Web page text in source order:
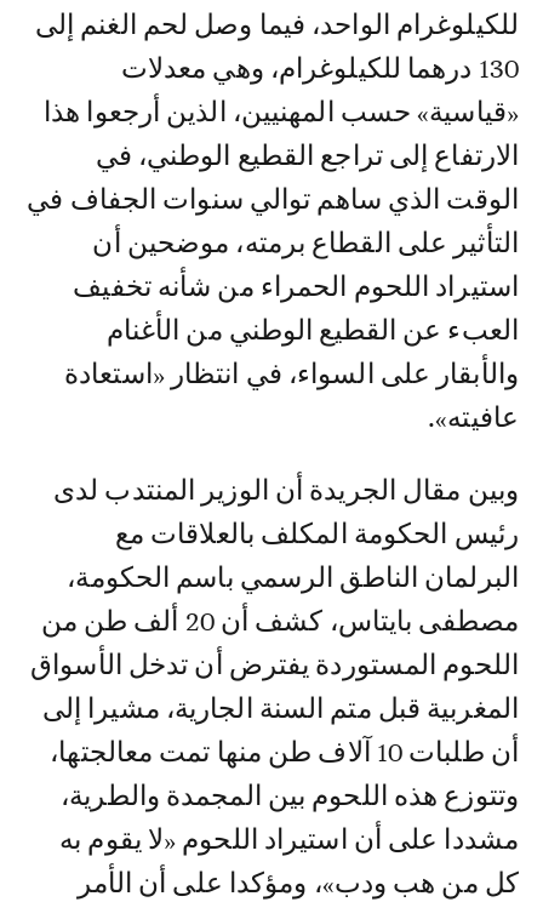
للكيلوغرام الواحد، فيما وصل لحم الغنم إلى
130 درهما للكيلوغرام، وهي معدلات
«قياسية» حسب المهنيين، الذين أرجعوا هذا
الارتفاع إلى تراجع القطيع الوطني، في
الوقت الذي ساهم توالي سنوات الجفاف في
التأثير على القطاع برمته، موضحين أن
استيراد اللحوم الحمراء من شأنه تخفيف
العبء عن القطيع الوطني من الأغنام
والأبقار على السواء، في انتظار «استعادة
عافيته».
وبين مقال الجريدة أن الوزير المنتدب لدى
رئيس الحكومة المكلف بالعلاقات مع
البرلمان الناطق الرسمي باسم الحكومة،
مصطفى بايتاس، كشف أن 20 ألف طن من
اللحوم المستوردة يفترض أن تدخل الأسواق
المغربية قبل متم السنة الجارية، مشيرا إلى
أن طلبات 10 آلاف طن منها تمت معالجتها،
وتتوزع هذه اللحوم بين المجمدة والطرية،
مشددا على أن استيراد اللحوم «لا يقوم به
كل من هب ودب»، ومؤكدا على أن الأمر